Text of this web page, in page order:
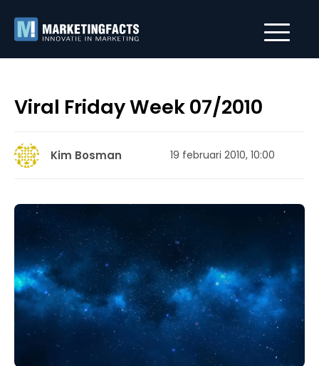
Viral Friday Week 07/2010
Kim Bosman 19 februari 2010, 10:00